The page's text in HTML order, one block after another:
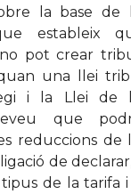
la base de
estableix
no pot crear
una llei
i la Llei de
que
reduccions de
de
tipus de la tarifa